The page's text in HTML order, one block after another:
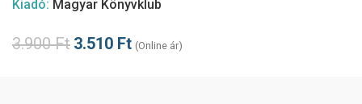
Kiadó: Magyar Könyvklub
3.900Ft 3.510 Ft (Online ár)